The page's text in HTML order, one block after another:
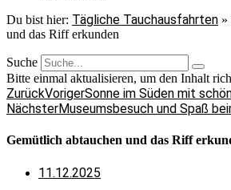
Du bist hier: Tägliche Tauchausfahrten »
und das Riff erkunden
Suche
Bitte einmal aktualisieren, um den Inhalt
ZurückVorigerSonne im Süden mit
NächsterMuseumsbesuch und Spaß
Gemütlich abtauchen und das Riff
11.12.2025